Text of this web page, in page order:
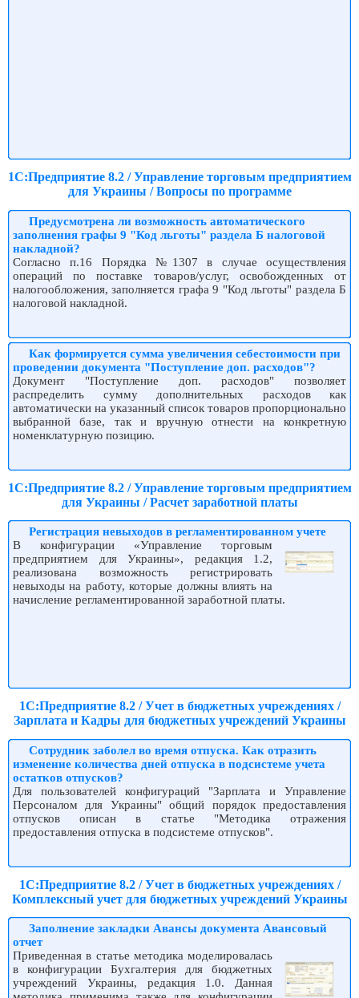
1С:Предприятие 8.2 / Управление торговым предприятием
для Украины / Вопросы по программе
Предусмотрена ли возможность автоматического
заполнения графы 9 "Код льготы" раздела Б налоговой
накладной?
Согласно п.16 Порядка №1307 в случае осуществления
операций по поставке товаров/услуг, освобожденных от
налогообложения, заполняется графа 9 "Код льготы" раздела Б
налоговой накладной.
Как формируется сумма увеличения себестоимости при
проведении документа "Поступление доп. расходов"?
Документ "Поступление доп. расходов" позволяет
распределить сумму дополнительных расходов как
автоматически на указанный список товаров пропорционально
выбранной базе, так и вручную отнести на конкретную
номенклатурную позицию.
1С:Предприятие 8.2 / Управление торговым предприятием
для Украины / Расчет заработной платы
Регистрация невыходов в регламентированном учете
В конфигурации «Управление торговым
предприятием для Украины», редакция 1.2,
реализована возможность регистрировать
невыходы на работу, которые должны влиять на
начисление регламентированной заработной платы.
1С:Предприятие 8.2 / Учет в бюджетных учреждениях /
Зарплата и Кадры для бюджетных учреждений Украины
Сотрудник заболел во время отпуска. Как отразить
изменение количества дней отпуска в подсистеме учета
остатков отпусков?
Для пользователей конфигураций "Зарплата и Управление
Персоналом для Украины" общий порядок предоставления
отпусков описан в статье "Методика отражения
предоставления отпуска в подсистеме отпусков".
1С:Предприятие 8.2 / Учет в бюджетных учреждениях /
Комплексный учет для бюджетных учреждений Украины
Заполнение закладки Авансы документа Авансовый
отчет
Приведенная в статье методика моделировалась
в конфигурации Бухгалтерия для бюджетных
учреждений Украины, редакция 1.0. Данная